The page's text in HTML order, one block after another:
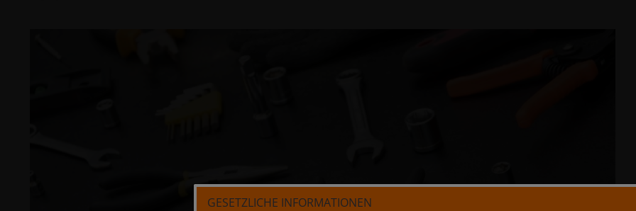
GESETZLICHE INFORMATIONEN